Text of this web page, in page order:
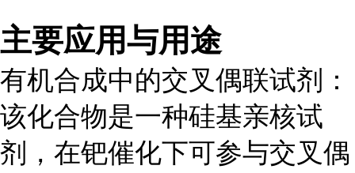
主要应用与用途
有机合成中的交叉偶联试剂：
该化合物是一种硅基亲核试
剂，在钯催化下可参与交叉偶